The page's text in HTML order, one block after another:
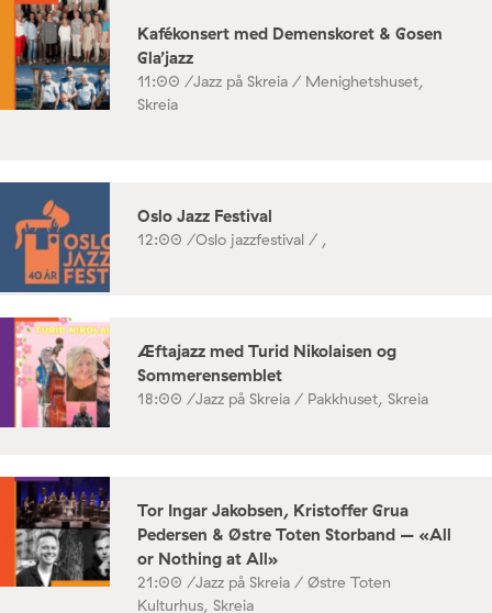
Kafékonsert med Demenskoret & Gosen
Gla’jazz
11:00 /Jazz på Skreia / Menighetshuset,
Skreia
Oslo Jazz Festival
12:00 /Oslo jazzfestival / ,
Æftajazz med Turid Nikolaisen og
Sommerensemblet
18:00 /Jazz på Skreia / Pakkhuset, Skreia
Tor Ingar Jakobsen, Kristoffer Grua
Pedersen & Østre Toten Storband – «All
or Nothing at All»
21:00 /Jazz på Skreia / Østre Toten
Kulturhus, Skreia